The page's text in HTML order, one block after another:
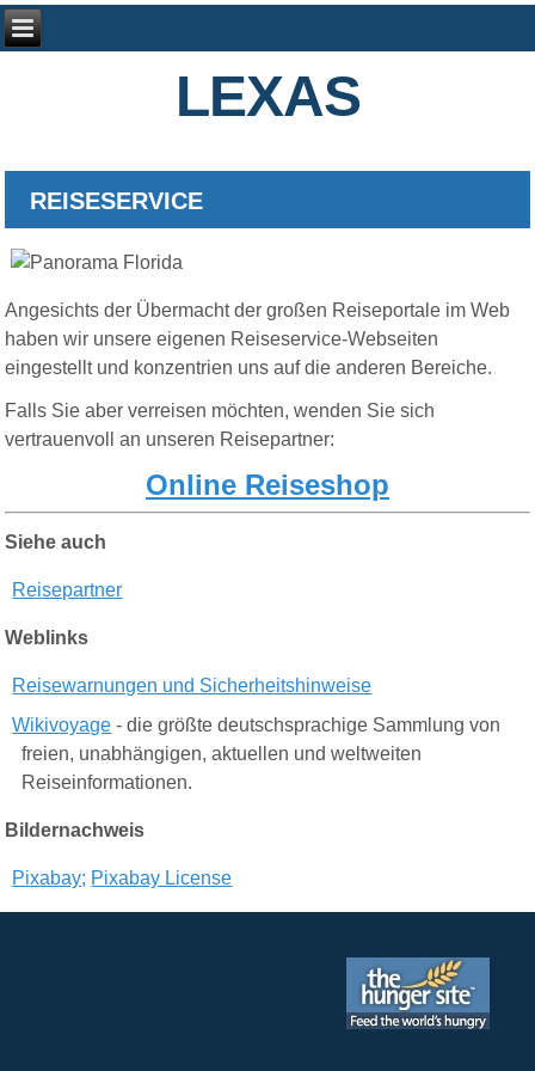
LEXAS
REISESERVICE
Angesichts der Übermacht der großen Reiseportale im Web
haben wir unsere eigenen Reiseservice-Webseiten
eingestellt und konzentrien uns auf die anderen Bereiche.
Falls Sie aber verreisen möchten, wenden Sie sich
vertrauenvoll an unseren Reisepartner:
Online Reiseshop
Siehe auch
Reisepartner
Weblinks
Reisewarnungen und Sicherheitshinweise
Wikivoyage - die größte deutschsprachige Sammlung von
freien, unabhängigen, aktuellen und weltweiten
Reiseinformationen.
Bildernachweis
Pixabay; Pixabay License